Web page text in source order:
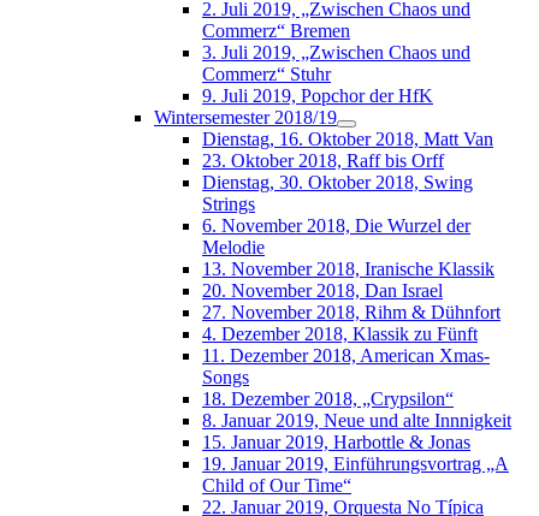
2. Juli 2019, „Zwischen Chaos und
Commerz“ Bremen
3. Juli 2019, „Zwischen Chaos und
Commerz“ Stuhr
9. Juli 2019, Popchor der HfK
Wintersemester 2018/19
Dienstag, 16. Oktober 2018, Matt Van
23. Oktober 2018, Raff bis Orff
Dienstag, 30. Oktober 2018, Swing
Strings
6. November 2018, Die Wurzel der
Melodie
13. November 2018, Iranische Klassik
20. November 2018, Dan Israel
27. November 2018, Rihm & Dühnfort
4. Dezember 2018, Klassik zu Fünft
11. Dezember 2018, American Xmas-
Songs
18. Dezember 2018, „Crypsilon“
8. Januar 2019, Neue und alte Innnigkeit
15. Januar 2019, Harbottle & Jonas
19. Januar 2019, Einführungsvortrag „A
Child of Our Time“
22. Januar 2019, Orquesta No Típica